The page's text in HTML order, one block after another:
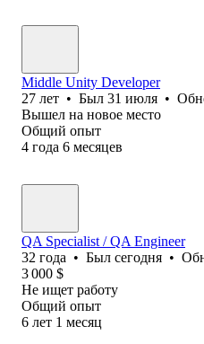
Middle Unity Developer
27 лет • Был 31 июля •
Вышел на новое место
Общий опыт
4 года 6 месяцев
QA Specialist / QA Engineer
32 года • Был сегодня •
3 000 $
Не ищет работу
Общий опыт
6 лет 1 месяц